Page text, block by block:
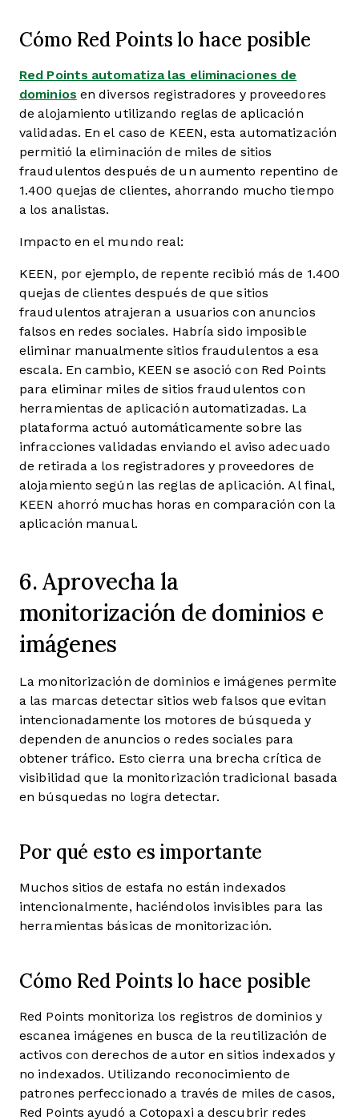
Cómo Red Points lo hace posible
Red Points automatiza las eliminaciones de
dominios en diversos registradores y proveedores
de alojamiento utilizando reglas de aplicación
validadas. En el caso de KEEN, esta automatización
permitió la eliminación de miles de sitios
fraudulentos después de un aumento repentino de
1.400 quejas de clientes, ahorrando mucho tiempo
a los analistas.
Impacto en el mundo real:
KEEN, por ejemplo, de repente recibió más de 1.400
quejas de clientes después de que sitios
fraudulentos atrajeran a usuarios con anuncios
falsos en redes sociales. Habría sido imposible
eliminar manualmente sitios fraudulentos a esa
escala. En cambio, KEEN se asoció con Red Points
para eliminar miles de sitios fraudulentos con
herramientas de aplicación automatizadas. La
plataforma actuó automáticamente sobre las
infracciones validadas enviando el aviso adecuado
de retirada a los registradores y proveedores de
alojamiento según las reglas de aplicación. Al final,
KEEN ahorró muchas horas en comparación con la
aplicación manual.
6. Aprovecha la
monitorización de dominios e
imágenes
La monitorización de dominios e imágenes permite
a las marcas detectar sitios web falsos que evitan
intencionadamente los motores de búsqueda y
dependen de anuncios o redes sociales para
obtener tráfico. Esto cierra una brecha crítica de
visibilidad que la monitorización tradicional basada
en búsquedas no logra detectar.
Por qué esto es importante
Muchos sitios de estafa no están indexados
intencionalmente, haciéndolos invisibles para las
herramientas básicas de monitorización.
Cómo Red Points lo hace posible
Red Points monitoriza los registros de dominios y
escanea imágenes en busca de la reutilización de
activos con derechos de autor en sitios indexados y
no indexados. Utilizando reconocimiento de
patrones perfeccionado a través de miles de casos,
Red Points ayudó a Cotopaxi a descubrir redes